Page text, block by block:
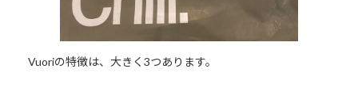
Vuoriの特徴は、大きく3つあります。